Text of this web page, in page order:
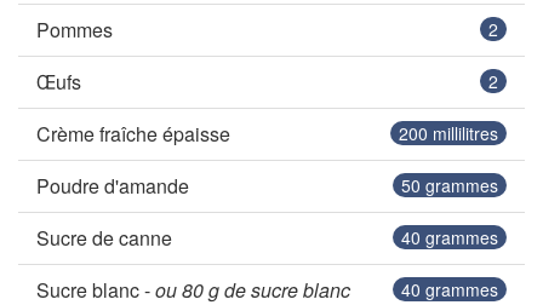
Pommes 2
Œufs 2
Crème fraîche épaisse 200 millilitres
Poudre d'amande 50 grammes
Sucre de canne 40 grammes
Sucre blanc -ou 80 g de sucre blanc 40 grammes